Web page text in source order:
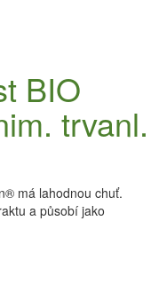
BIO
trvanl.
má lahodnou chuť.
a působí jako